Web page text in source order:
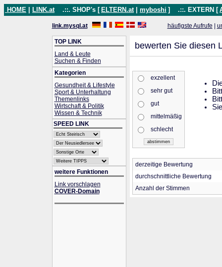
HOME LINK.at .::. SHOP's [ ELTERN.at myboshi ] .::. EXTERN [
link.mysql.at häufigste Aufrufe
TOP LINK
Land & Leute
Suchen & Finden
Kategorien
Gesundheit & Lifestyle
Sport & Unterhaltung
Themenlinks
Wirtschaft & Politik
Wissen & Technik
SPEED LINK
weitere Funktionen
Link vorschlagen
COVER-Domain
bewerten Sie diesen
exzellent
sehr gut
gut
mittelmäßig
schlecht
derzeitige Bewertung
durchschnittliche Bewertung
Anzahl der Stimmen